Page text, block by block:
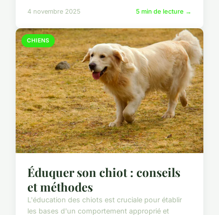
4 novembre 2025 5 min de lecture →
CHIENS
Éduquer son chiot : conseils
et méthodes
L'éducation des chiots est cruciale pour établir
les bases d'un comportement approprié et